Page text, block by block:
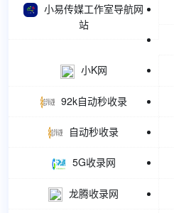
小易传媒工作室导航网
站
小K网
92k自动秒收录
自动秒收录
5G收录网
龙腾收录网